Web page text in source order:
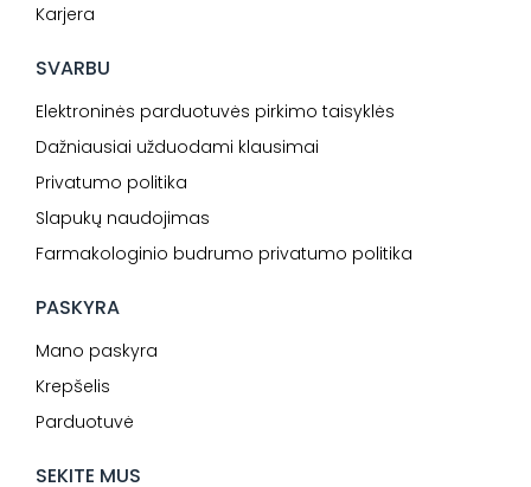
Karjera
SVARBU
Elektroninės parduotuvės pirkimo taisyklės
Dažniausiai užduodami klausimai
Privatumo politika
Slapukų naudojimas
Farmakologinio budrumo privatumo politika
PASKYRA
Mano paskyra
Krepšelis
Parduotuvė
SEKITE MUS